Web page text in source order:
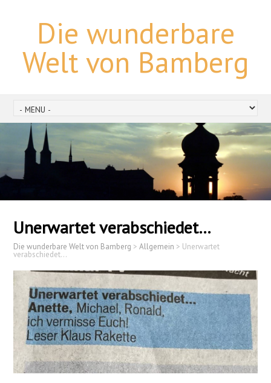
Die wunderbare
Welt von Bamberg
Unerwartet verabschiedet…
Die wunderbare Welt von Bamberg >Allgemein > Unerwartet
verabschiedet…